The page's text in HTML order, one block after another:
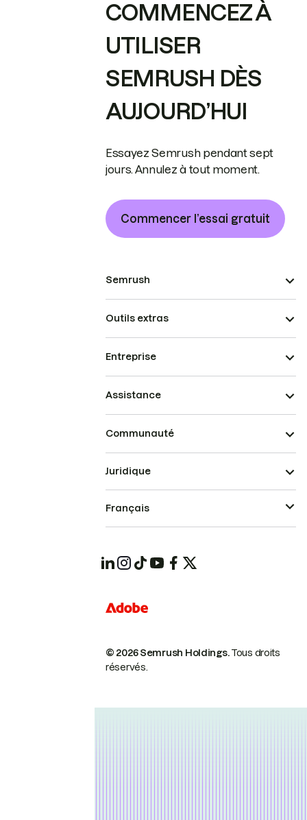
COMMENCEZ À
UTILISER
SEMRUSH DÈS
AUJOURD’HUI
Essayez Semrush pendant sept
jours. Annulez à tout moment.
Commencer l’essai gratuit
Semrush
Outils extras
Entreprise
Assistance
Communauté
© 2026 Semrush Holdings.Tous droits
réservés.
Juridique
Français